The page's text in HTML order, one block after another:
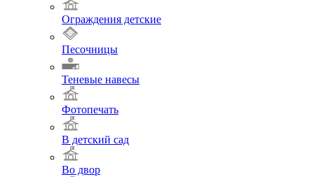
Ограждения детские
Песочницы
Теневые навесы
Фотопечать
В детский сад
Во двор